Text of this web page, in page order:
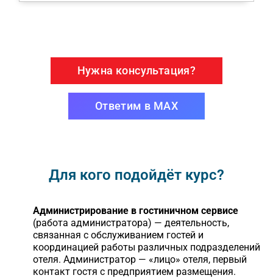
Нужна консультация?
Ответим в MAX
Для кого подойдёт курс?
Администрирование в гостиничном сервисе
(работа администратора) — деятельность,
связанная с обслуживанием гостей и
координацией работы различных подразделений
отеля. Администратор — «лицо» отеля, первый
контакт гостя с предприятием размещения.